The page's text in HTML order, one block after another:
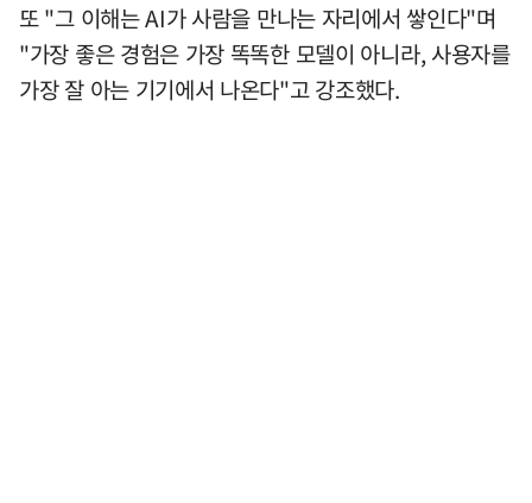
또 "그 이해는 AI가 사람을 만나는 자리에서 쌓인다"며
"가장 좋은 경험은 가장 똑똑한 모델이 아니라, 사용자를
가장 잘 아는 기기에서 나온다"고 강조했다.